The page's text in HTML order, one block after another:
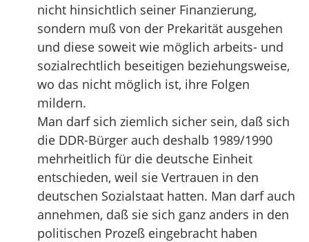
nicht hinsichtlich seiner Finanzierung,
sondern muß von der Prekarität ausgehen
und diese soweit wie möglich arbeits- und
sozialrechtlich beseitigen beziehungsweise,
wo das nicht möglich ist, ihre Folgen
mildern.
Man darf sich ziemlich sicher sein, daß sich
die DDR-Bürger auch deshalb 1989/1990
mehrheitlich für die deutsche Einheit
entschieden, weil sie Vertrauen in den
deutschen Sozialstaat hatten. Man darf auch
annehmen, daß sie sich ganz anders in den
politischen Prozeß eingebracht haben